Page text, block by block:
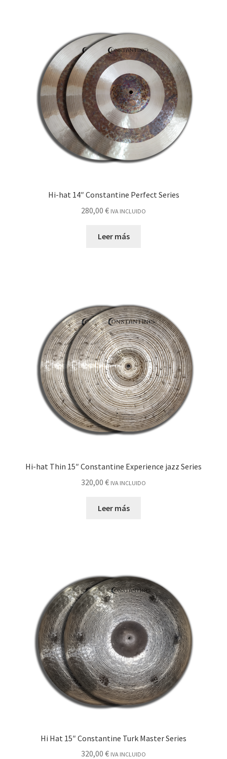
Hi-hat 14″ Constantine Perfect Series
280,00 € IVA INCLUIDO
Leer más
Hi-hat Thin 15″ Constantine Experience jazz Series
320,00 € IVA INCLUIDO
Leer más
Hi Hat 15″ Constantine Turk Master Series
320,00 € IVA INCLUIDO